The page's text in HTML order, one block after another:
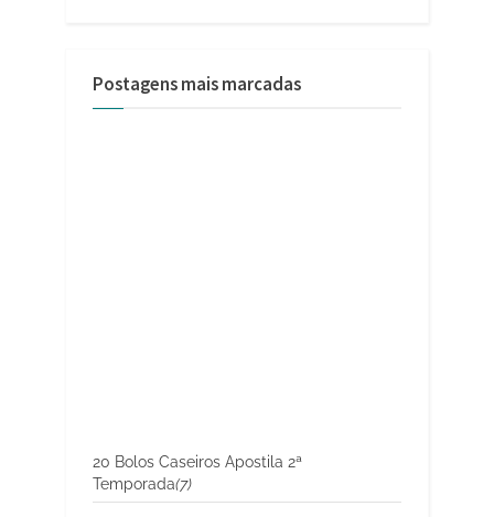
Postagens mais marcadas
20 Bolos Caseiros Apostila 2ª
Temporada(7)